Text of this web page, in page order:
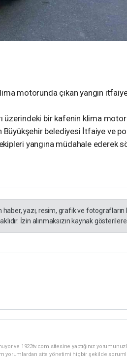
motorunda çıkan yangın
üzerindeki bir kafenin klima
Büyükşehir belediyesi İtfaiye ve
yangına müdahale ederek
yazı, resim, grafik ve fotografların
İzin alınmaksızın kaynak
ve 1923tv.com sitesine yaptığınız
yorumlardan site yönetimi hiçbir şekilde